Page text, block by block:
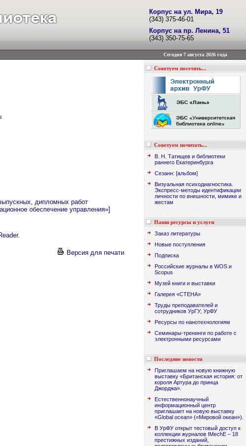
Корпус на ул. Мира, 19
(343) 375-46-01
Корпус на пр. Ленина, 51
(343) 350-75-65
Сегодня 7 августа 2026 года
дипломных работ
обеспечение управления»]
Версия для печати
Советуем посетить...
Советуем почитать...
В. Н. Татищев и библиотеки
раннего Екатеринбурга
Сезанн: [альбом]
Визуальная психодиагностика.
Экспресс-методы идентификации
личности по внешности, мимике и
жестам
Наши ресурсы и услуги
Заказ литературы
Новые поступления
Подписка
Российские журналы в WOS и
Scopus
Музей книги и выставки
Галерея «СТЕНА»
Труды преподавателей и
сотрудников УрГУ, УрФУ
Ресурсы по нанотехнологиям
Семинары-тренинги по работе с
электронными ресурсами
Последние новости
Приглашаем на новую книжную
выставку «Британская история: от
короля Артура до принца
Джорджа».
Естественнонаучный
информационный центр
приглашает на новую выставку
«Global ocean» («Мировой океан»).
В УрФУ открыт тестовый доступ к
коллекции журналов IMechE – 18
престижных изданий,